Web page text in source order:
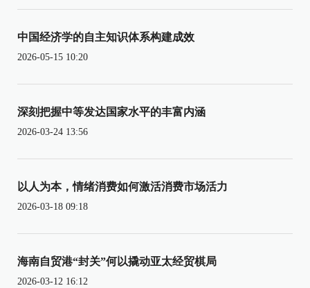
中国经济学的自主知识体系构建成效
2026-05-15 10:20
深刻把握中等发达国家水平的丰富内涵
2026-03-24 13:56
以人为本，情绪消费如何激活消费市场活力
2026-03-18 09:18
海南自贸港“封关”何以撬动亚太经贸棋局
2026-03-12 16:12